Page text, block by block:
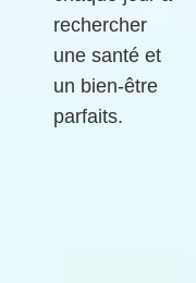
rechercher
une santé et
un bien-être
parfaits.